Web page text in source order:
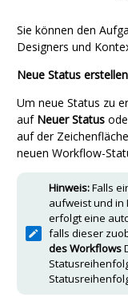
Sie können den
Designers und
Neue Status erstellen
Um neue Status zu
auf Neuer Status
auf der
neuen Workflow-
Hinweis:Falls
aufweist und in
erfolgt eine
falls dieser
des Workflows